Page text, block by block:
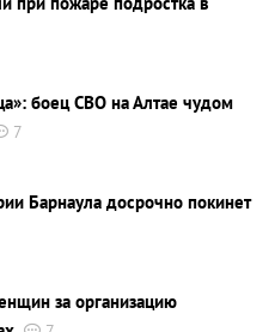
боец СВО на Алтае чудом
7
Барнаула досрочно покинет
за организацию